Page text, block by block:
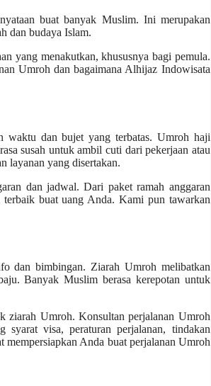
buat banyak Muslim. Ini merupakan
dan budaya Islam.
yang menakutkan, khususnya bagi pemula.
Umroh dan bagaimana Alhijaz Indowisata
waktu dan bujet yang terbatas. Umroh haji
susah untuk ambil cuti dari pekerjaan atau
layanan yang disertakan.
dan jadwal. Dari paket ramah anggaran
buat uang Anda. Kami pun tawarkan
dan bimbingan. Ziarah Umroh melibatkan
Banyak Muslim berasa kerepotan untuk
ziarah Umroh. Konsultan perjalanan Umroh
visa, peraturan perjalanan, tindakan
mempersiapkan Anda buat perjalanan Umroh